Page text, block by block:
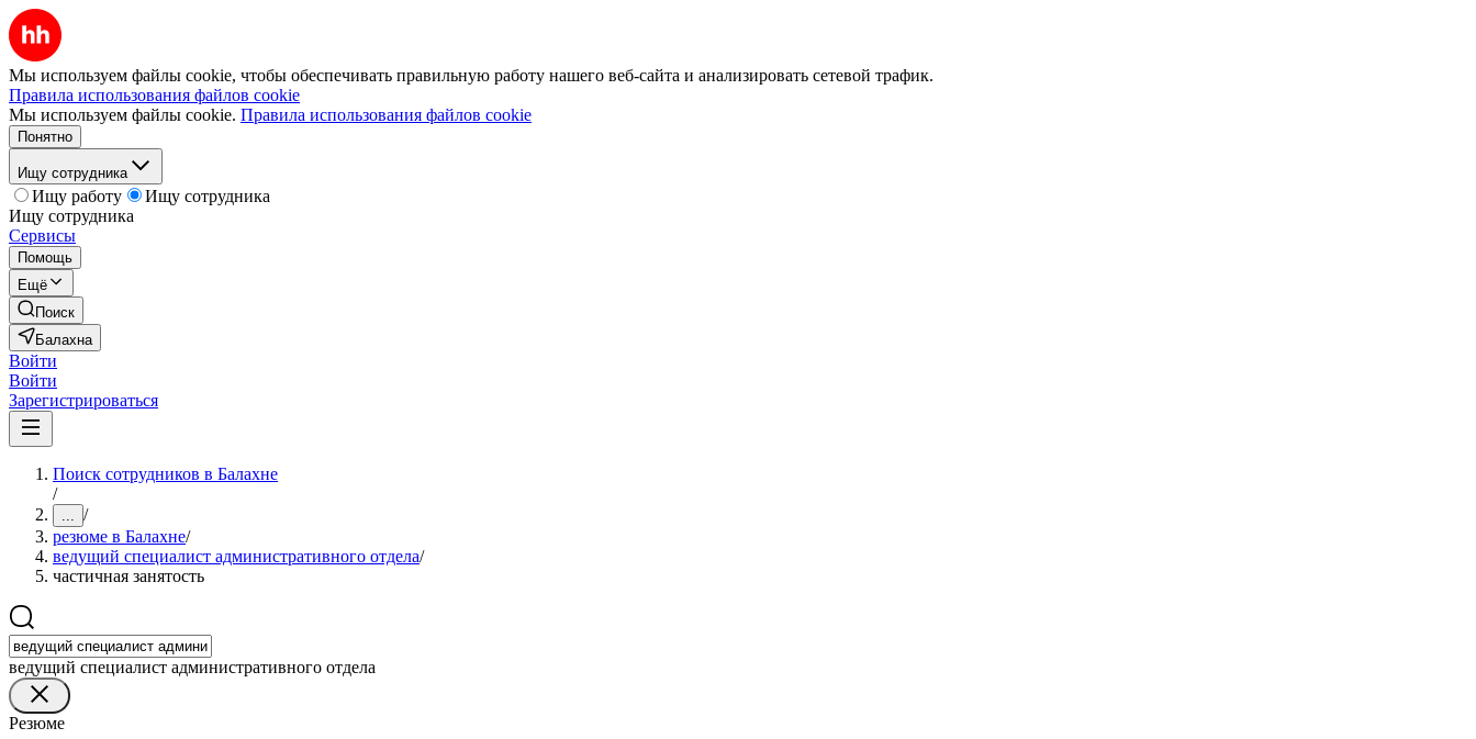
Мы используем файлы cookie, чтобы обеспечивать правильную работу нашего веб-сайта и анализировать сетевой трафик.
Правила использования файлов cookie
Мы используем файлы cookie. Правила использования файлов cookie
Понятно
Ищу сотрудника
Ищу работу
Ищу сотрудника
Ищу сотрудника
Сервисы
Помощь
Ещё
Поиск
Балахна
Войти
Войти
Зарегистрироваться
Поиск сотрудников в Балахне
/
... /
резюме в Балахне/
ведущий специалист административного отдела/
частичная занятость
ведущий специалист административного отдела
Резюме